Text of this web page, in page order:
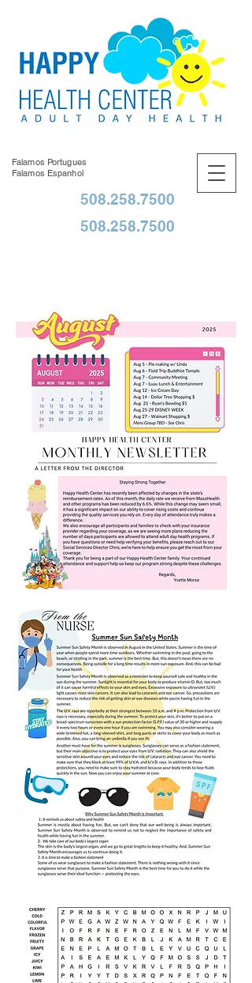
508.258.7500
Falamos Portugues
Falamos Espanhol
508.258.7500